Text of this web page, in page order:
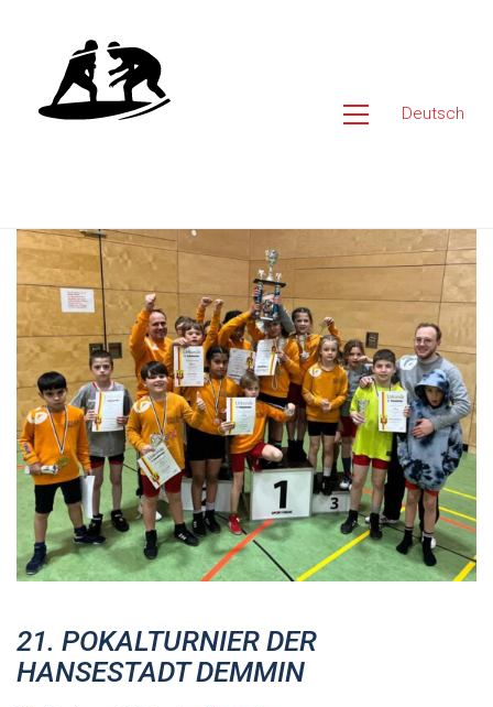
Deutsch
21. POKALTURNIER DER
HANSESTADT DEMMIN